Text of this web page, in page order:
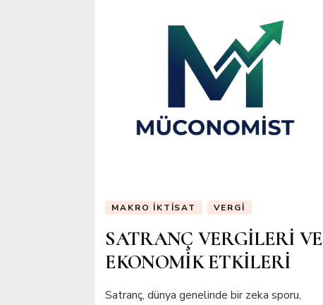
MAKRO İKTISAT VERGI
SATRANÇ VERGİLERİ VE
EKONOMİK ETKİLERİ
Satranç, dünya genelinde bir zeka sporu,